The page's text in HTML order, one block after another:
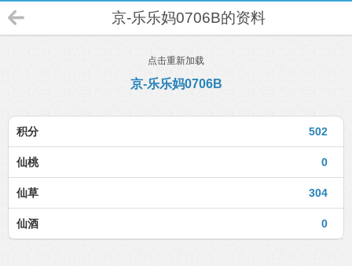
京-乐乐妈0706B的资料
点击重新加载
京-乐乐妈0706B
502
积分
0
仙桃
304
仙草
0
仙酒